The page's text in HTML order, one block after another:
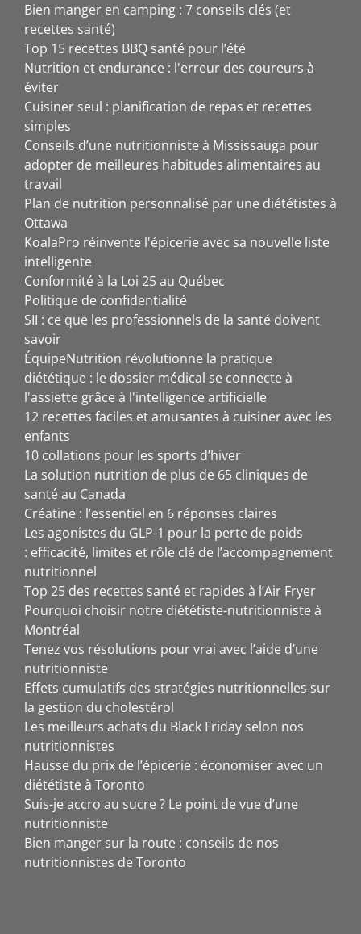
Bien manger en camping : 7 conseils clés (et
recettes santé)
Top 15 recettes BBQ santé pour l’été
Nutrition et endurance : l'erreur des coureurs à
éviter
Cuisiner seul : planification de repas et recettes
simples
Conseils d’une nutritionniste à Mississauga pour
adopter de meilleures habitudes alimentaires au
travail
Plan de nutrition personnalisé par une diététistes à
Ottawa
KoalaPro réinvente l'épicerie avec sa nouvelle liste
intelligente
Conformité à la Loi 25 au Québec
Politique de confidentialité
SII : ce que les professionnels de la santé doivent
savoir
ÉquipeNutrition révolutionne la pratique
diététique : le dossier médical se connecte à
l'assiette grâce à l'intelligence artificielle
12 recettes faciles et amusantes à cuisiner avec les
enfants
10 collations pour les sports d’hiver
La solution nutrition de plus de 65 cliniques de
santé au Canada
Créatine : l’essentiel en 6 réponses claires
Les agonistes du GLP-1 pour la perte de poids
: efficacité, limites et rôle clé de l’accompagnement
nutritionnel
Top 25 des recettes santé et rapides à l’Air Fryer
Pourquoi choisir notre diététiste-nutritionniste à
Montréal
Tenez vos résolutions pour vrai avec l’aide d’une
nutritionniste
Effets cumulatifs des stratégies nutritionnelles sur
la gestion du cholestérol
Les meilleurs achats du Black Friday selon nos
nutritionnistes
Hausse du prix de l’épicerie : économiser avec un
diététiste à Toronto
Suis-je accro au sucre ? Le point de vue d’une
nutritionniste
Bien manger sur la route : conseils de nos
nutritionnistes de Toronto